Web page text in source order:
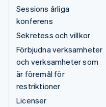
Sessions årliga
konferens
Sekretess och villkor
Förbjudna verksamheter
och verksamheter som
är föremål för
restriktioner
Licenser